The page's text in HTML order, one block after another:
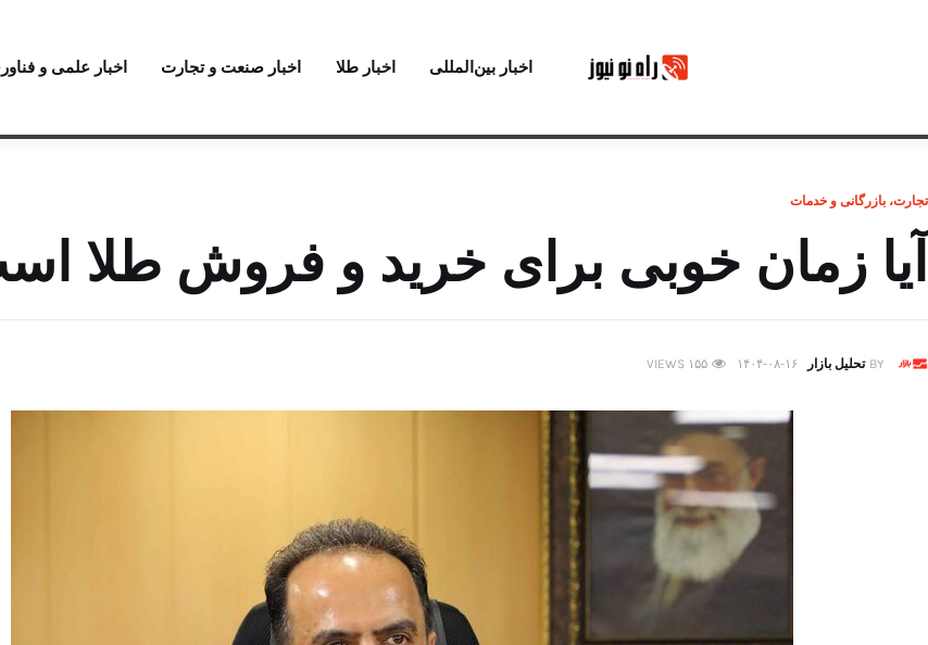
اخبار بین‌المللی اخبار طلا اخبار صنعت و تجارت اخبار علمی و
تجارت، بازرگانی و خدمات
آیا زمان خوبی برای خرید و فروش طلا
BY تحلیل بازار ۱۴۰۴-۰۸-۱۶ ۱۵۵ VIEWS